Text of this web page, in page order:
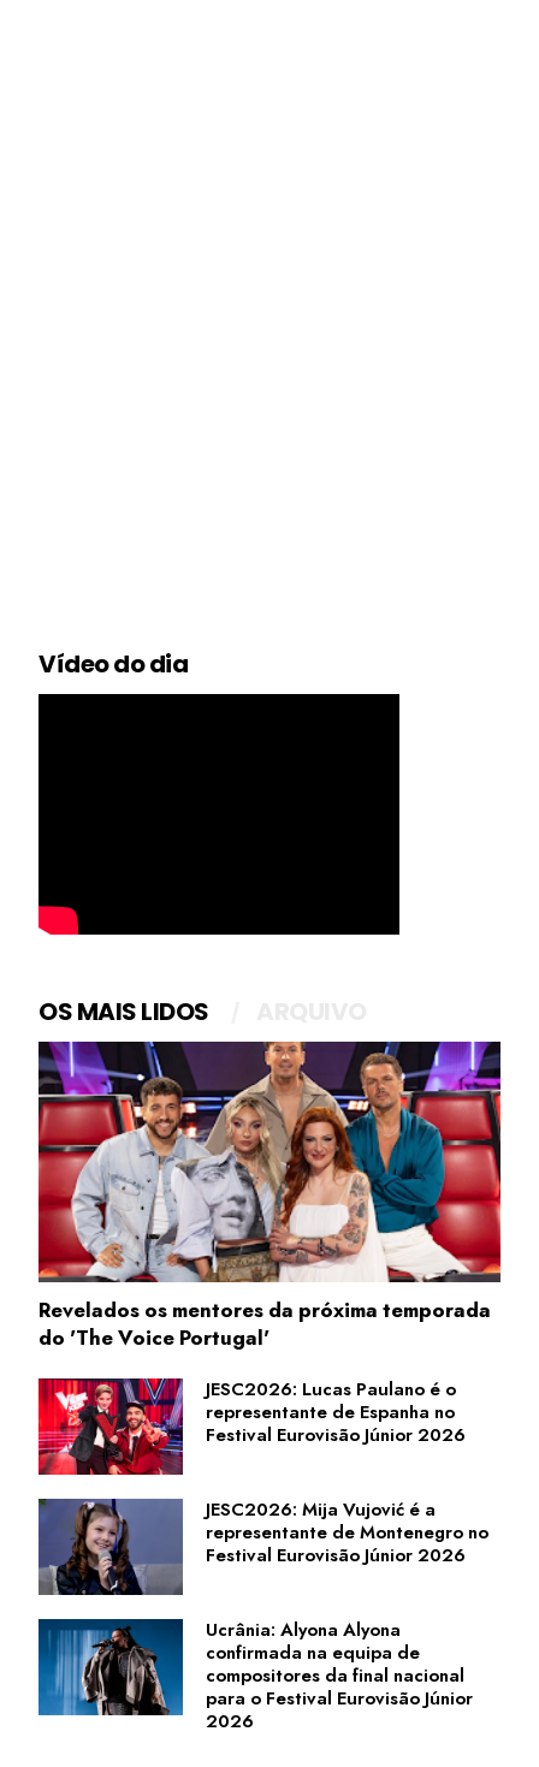
Vídeo do dia
OS MAIS LIDOS
Revelados os mentores da próxima temporada
do 'The Voice Portugal'
JESC2026: Lucas Paulano é o
representante de Espanha no
Festival Eurovisão Júnior 2026
JESC2026: Mija Vujović é a
representante de Montenegro no
Festival Eurovisão Júnior 2026
Ucrânia: Alyona Alyona
confirmada na equipa de
compositores da final nacional
para o Festival Eurovisão Júnior
2026